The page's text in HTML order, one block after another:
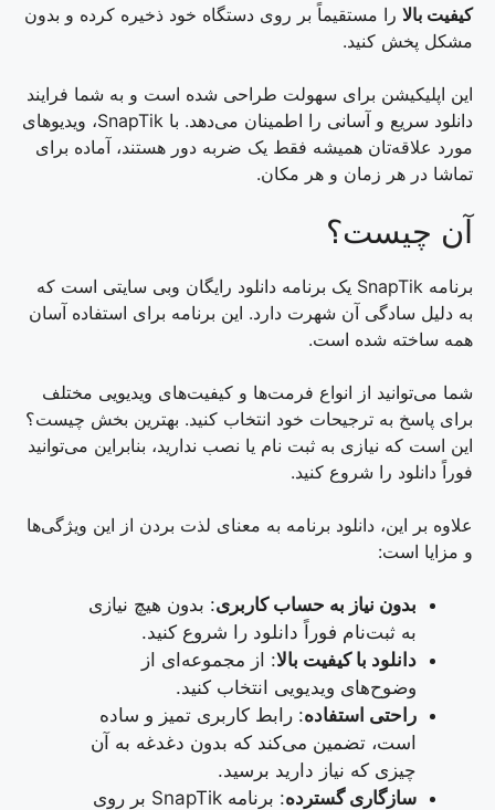
کیفیت بالا را مستقیماً بر روی دستگاه خود ذخیره کرده و بدون
مشکل پخش کنید.
این اپلیکیشن برای سهولت طراحی شده است و به شما فرایند
دانلود سریع و آسانی را اطمینان می‌دهد. با SnapTik، ویدیوهای
مورد علاقه‌تان همیشه فقط یک ضربه دور هستند، آماده برای
تماشا در هر زمان و هر مکان.
آن چیست؟
برنامه SnapTik یک برنامه دانلود رایگان وبی سایتی است که
به دلیل سادگی آن شهرت دارد. این برنامه برای استفاده آسان
همه ساخته شده است.
شما می‌توانید از انواع فرمت‌ها و کیفیت‌های ویدیویی مختلف
برای پاسخ به ترجیحات خود انتخاب کنید. بهترین بخش چیست؟
این است که نیازی به ثبت نام یا نصب ندارید، بنابراین می‌توانید
فوراً دانلود را شروع کنید.
علاوه بر این، دانلود برنامه به معنای لذت بردن از این ویژگی‌ها
و مزایا است:
بدون نیاز به حساب کاربری: بدون هیچ نیازی
به ثبت‌نام فوراً دانلود را شروع کنید.
دانلود با کیفیت بالا: از مجموعه‌ای از
وضوح‌های ویدیویی انتخاب کنید.
راحتی استفاده: رابط کاربری تمیز و ساده
است، تضمین می‌کند که بدون دغدغه به آن
چیزی که نیاز دارید برسید.
سازگاری گسترده
: برنامه SnapTik بر روی